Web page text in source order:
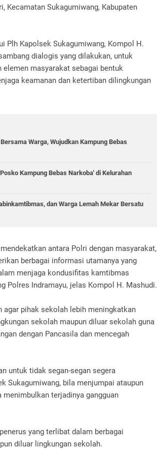
Kecamatan Sukagumiwang, Kabupaten
Plh Kapolsek Sukagumiwang, Kompol H.
dialogis yang dilakukan, untuk
masyarakat sebagai bentuk
keamanan dan ketertiban dilingkungan
Warga, Wujudkan Kampung Bebas
Kampung Bebas Narkoba' di Kelurahan
dan Warga Lemah Mekar Bersatu
antara Polri dengan masyarakat,
berbagai informasi utamanya yang
menjaga kondusifitas kamtibmas
Polres Indramayu, jelas Kompol H. Mashudi.
agar pihak sekolah lebih meningkatkan
sekolah maupun diluar sekolah guna
dengan Pancasila dan mencegah
untuk tidak segan-segan segera
Sukagumiwang, bila menjumpai ataupun
terjadinya gangguan
yang terlibat dalam berbagai
diluar lingkungan sekolah.